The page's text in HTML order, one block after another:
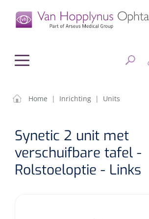
Chirurgisch materiaal
OP-sets
Diagnostiek
Tonometers
Klein Materiaal
FILTEREN
Home | Inrichting | Units
Synetic 2 unit met
verschuifbare tafel -
Rolstoeloptie - Links